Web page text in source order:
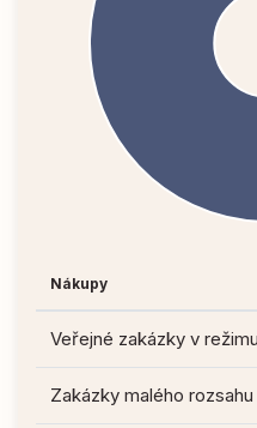
Nákupy
Veřejné zakázky v
Zakázky malého rozsahu